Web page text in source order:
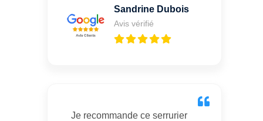
Sandrine Dubois
Avis vérifié
Je recommande ce serrurier